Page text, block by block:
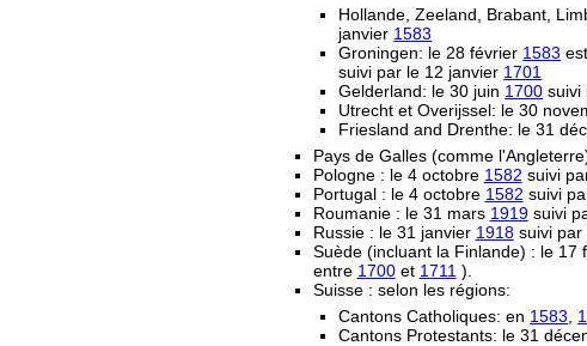
Hollande, Zeeland, Brabant,
janvier 1583
Groningen: le 28 février 1583
suivi par le 12 janvier 1701
Gelderland: le 30 juin 1700 suivi
Utrecht et Overijssel: le 30
Friesland and Drenthe: le 31
Pays de Galles (comme
Pologne : le 4 octobre 1582 suivi
Portugal : le 4 octobre 1582 suivi
Roumanie : le 31 mars 1919suivi
Russie : le 31 janvier 1918suivi par
Suède (incluant la Finlande) : le 17
entre 1700et 1711 ).
Suisse : selon les régions:
Cantons Catholiques: en 1583
Cantons Protestants: le 31